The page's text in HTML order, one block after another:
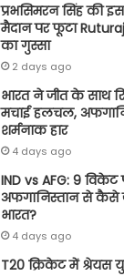
प्रभसिमरन सिंह की
मैदान पर फूटा
का गुस्सा
2 days ago
भारत ने जीत के साथ
मचाई हलचल,
शर्मनाक हार
4 days ago
IND vs AFG: 9 विकेट
अफगानिस्तान से कैसे
भारत?
4 days ago
T20 क्रिकेट में